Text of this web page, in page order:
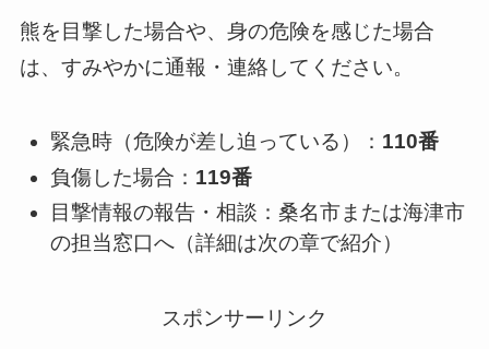
熊を目撃した場合や、身の危険を感じた場合
は、すみやかに通報・連絡してください。
緊急時（危険が差し迫っている）： 110番
負傷した場合： 119番
目撃情報の報告・相談：桑名市または海津市
の担当窓口へ（詳細は次の章で紹介）
スポンサーリンク